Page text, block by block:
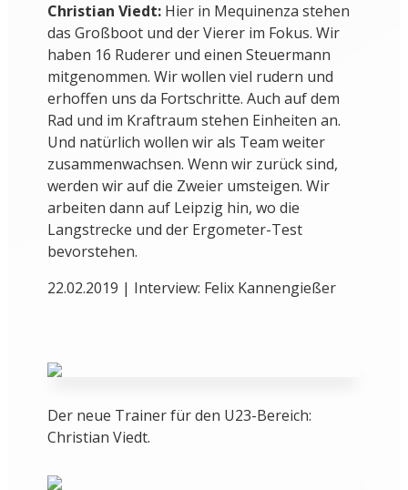
Christian Viedt:Hier in Mequinenza stehen
das Großboot und der Vierer im Fokus. Wir
haben 16 Ruderer und einen Steuermann
mitgenommen. Wir wollen viel rudern und
erhoffen uns da Fortschritte. Auch auf dem
Rad und im Kraftraum stehen Einheiten an.
Und natürlich wollen wir als Team weiter
zusammenwachsen. Wenn wir zurück sind,
werden wir auf die Zweier umsteigen. Wir
arbeiten dann auf Leipzig hin, wo die
Langstrecke und der Ergometer-Test
bevorstehen.
22.02.2019 | Interview: Felix Kannengießer
Der neue Trainer für den U23-Bereich:
Christian Viedt.